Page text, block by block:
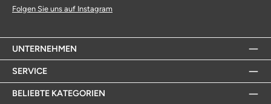
Folgen Sie uns auf Instagram
UNTERNEHMEN
SERVICE
BELIEBTE KATEGORIEN